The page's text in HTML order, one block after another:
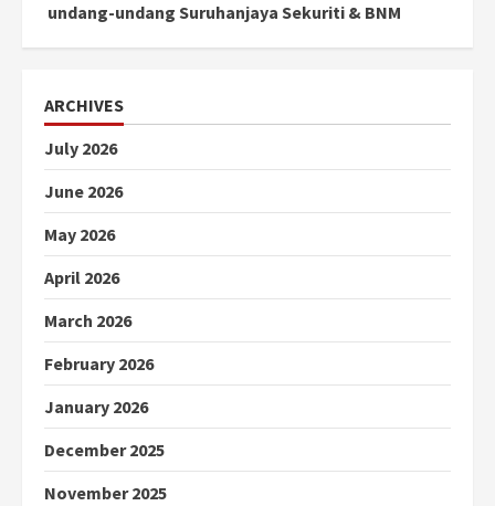
undang-undang Suruhanjaya Sekuriti & BNM
ARCHIVES
July 2026
June 2026
May 2026
April 2026
March 2026
February 2026
January 2026
December 2025
November 2025